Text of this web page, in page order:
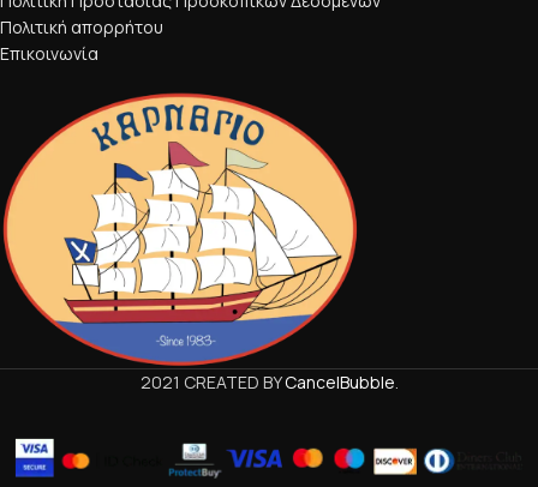
Πολιτική απορρήτου
Επικοινωνία
2021 CREATED BYCancelBubble.